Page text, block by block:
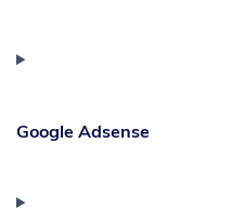
Google Adsense